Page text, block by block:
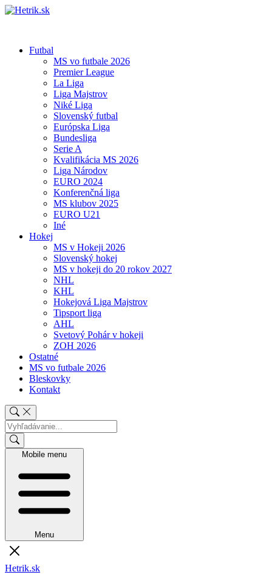
Futbal
MS vo futbale 2026
Premier League
La Liga
Liga Majstrov
Niké Liga
Slovenský futbal
Európska Liga
Bundesliga
Serie A
Kvalifikácia MS 2026
Liga Národov
EURO 2024
Konferenčná liga
MS klubov 2025
EURO U21
Iné
Hokej
MS v Hokeji 2026
Slovenský hokej
MS v hokeji do 20 rokov 2027
NHL
KHL
Hokejová Liga Majstrov
Tipsport liga
AHL
Svetový Pohár v hokeji
ZOH 2026
Ostatné
MS vo futbale 2026
Bleskovky
Kontakt
Mobile menu
Menu
Hetrik.sk